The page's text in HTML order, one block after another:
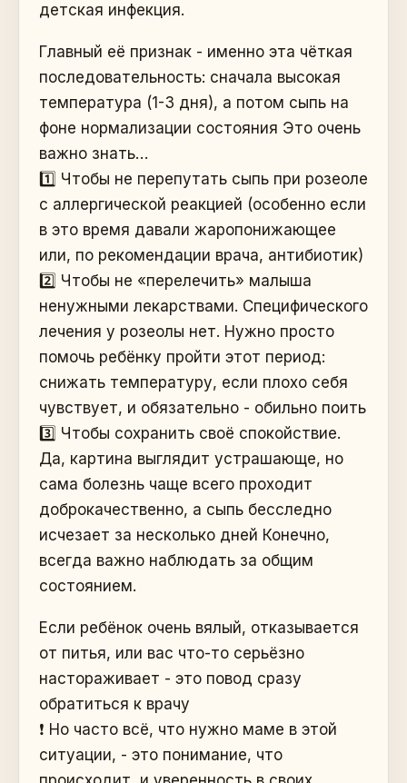
детская инфекция.
Главный её признак - именно эта чёткая
последовательность: сначала высокая
температура (1-3 дня), а потом сыпь на
фоне нормализации состояния Это очень
важно знать…
1️⃣ Чтобы не перепутать сыпь при розеоле
с аллергической реакцией (особенно если
в это время давали жаропонижающее
или, по рекомендации врача, антибиотик)
2️⃣ Чтобы не «перелечить» малыша
ненужными лекарствами. Специфического
лечения у розеолы нет. Нужно просто
помочь ребёнку пройти этот период:
снижать температуру, если плохо себя
чувствует, и обязательно - обильно поить
3️⃣ Чтобы сохранить своё спокойствие.
Да, картина выглядит устрашающе, но
сама болезнь чаще всего проходит
доброкачественно, а сыпь бесследно
исчезает за несколько дней Конечно,
всегда важно наблюдать за общим
состоянием.
Если ребёнок очень вялый, отказывается
от питья, или вас что-то серьёзно
настораживает - это повод сразу
обратиться к врачу
❗️ Но часто всё, что нужно маме в этой
ситуации, - это понимание, что